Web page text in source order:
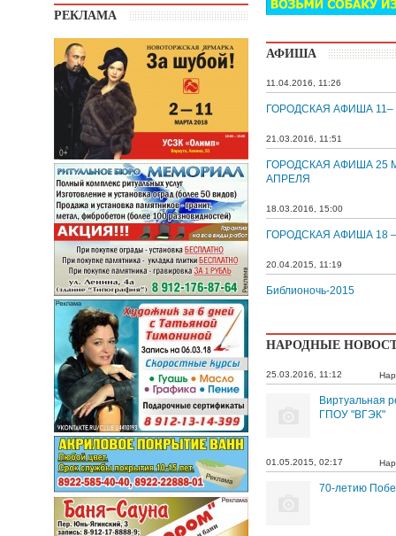
РЕКЛАМА
АФИША
11.04.2016, 11:26
ГОРОДСКАЯ АФИША 11–
21.03.2016, 11:51
ГОРОДСКАЯ АФИША 25
АПРЕЛЯ
18.03.2016, 15:00
ГОРОДСКАЯ АФИША 18
20.04.2015, 11:19
Библионочь-2015
НАРОДНЫЕ
25.03.2016, 11:12
Виртуальная
ГПОУ "ВГЭК"
01.05.2015, 02:17
70-летию